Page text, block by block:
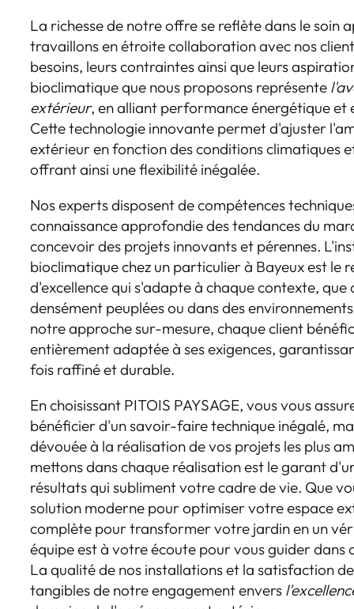
La richesse de notre offre se reflète dans le soin
travaillons en étroite collaboration avec nos
besoins, leurs contraintes ainsi que leurs
bioclimatique que nous proposons représente
extérieur, en alliant performance énergétique
Cette technologie innovante permet d'ajuster
extérieur en fonction des conditions climatiques
offrant ainsi une flexibilité inégalée.
Nos experts disposent de compétences
connaissance approfondie des tendances du
concevoir des projets innovants et pérennes.
bioclimatique chez un particulier à Bayeux est le
d'excellence qui s'adapte à chaque contexte, que
densément peuplées ou dans des
notre approche sur-mesure, chaque client
entièrement adaptée à ses exigences,
fois raffiné et durable.
En choisissant PITOIS PAYSAGE, vous vous
bénéficier d'un savoir-faire technique inégalé,
dévouée à la réalisation de vos projets les plus
mettons dans chaque réalisation est le garant
résultats qui subliment votre cadre de vie. Que
solution moderne pour optimiser votre espace
complète pour transformer votre jardin en un
équipe est à votre écoute pour vous guider dans
La qualité de nos installations et la satisfaction
tangibles de notre engagement envers